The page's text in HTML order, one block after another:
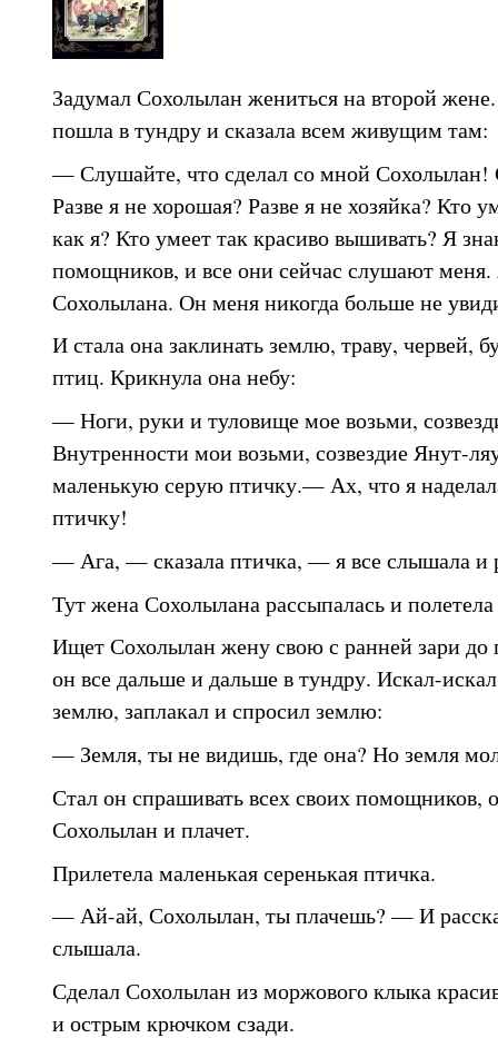
Задумал Сохолылан жениться на второй
пошла в тундру и сказала всем живущим там:
— Слушайте, что сделал со мной Сохолылан!
Разве я не хорошая? Разве я не хозяйка? Кто
как я? Кто умеет так красиво вышивать? Я
помощников, и все они сейчас слушают меня.
Сохолылана. Он меня никогда больше не
И стала она заклинать землю, траву, червей,
птиц. Крикнула она небу:
— Ноги, руки и туловище мое возьми,
Внутренности мои возьми, созвездие Янут-
маленькую серую птичку.— Ах, что я
птичку!
— Ага, — сказала птичка, — я все слышала и
Тут жена Сохолылана рассыпалась и полетела
Ищет Сохолылан жену свою с ранней зари до
он все дальше и дальше в тундру. Искал-
землю, заплакал и спросил землю:
— Земля, ты не видишь, где она? Но земля
Стал он спрашивать всех своих помощников,
Сохолылан и плачет.
Прилетела маленькая серенькая птичка.
— Ай-ай, Сохолылан, ты плачешь? — И
слышала.
Сделал Сохолылан из моржового клыка
и острым крючком сзади.